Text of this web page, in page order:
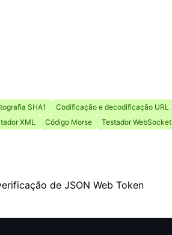
SHA1 Codificação e decodificação URL
XML Código Morse Testador WebSocket
de JSON Web Token